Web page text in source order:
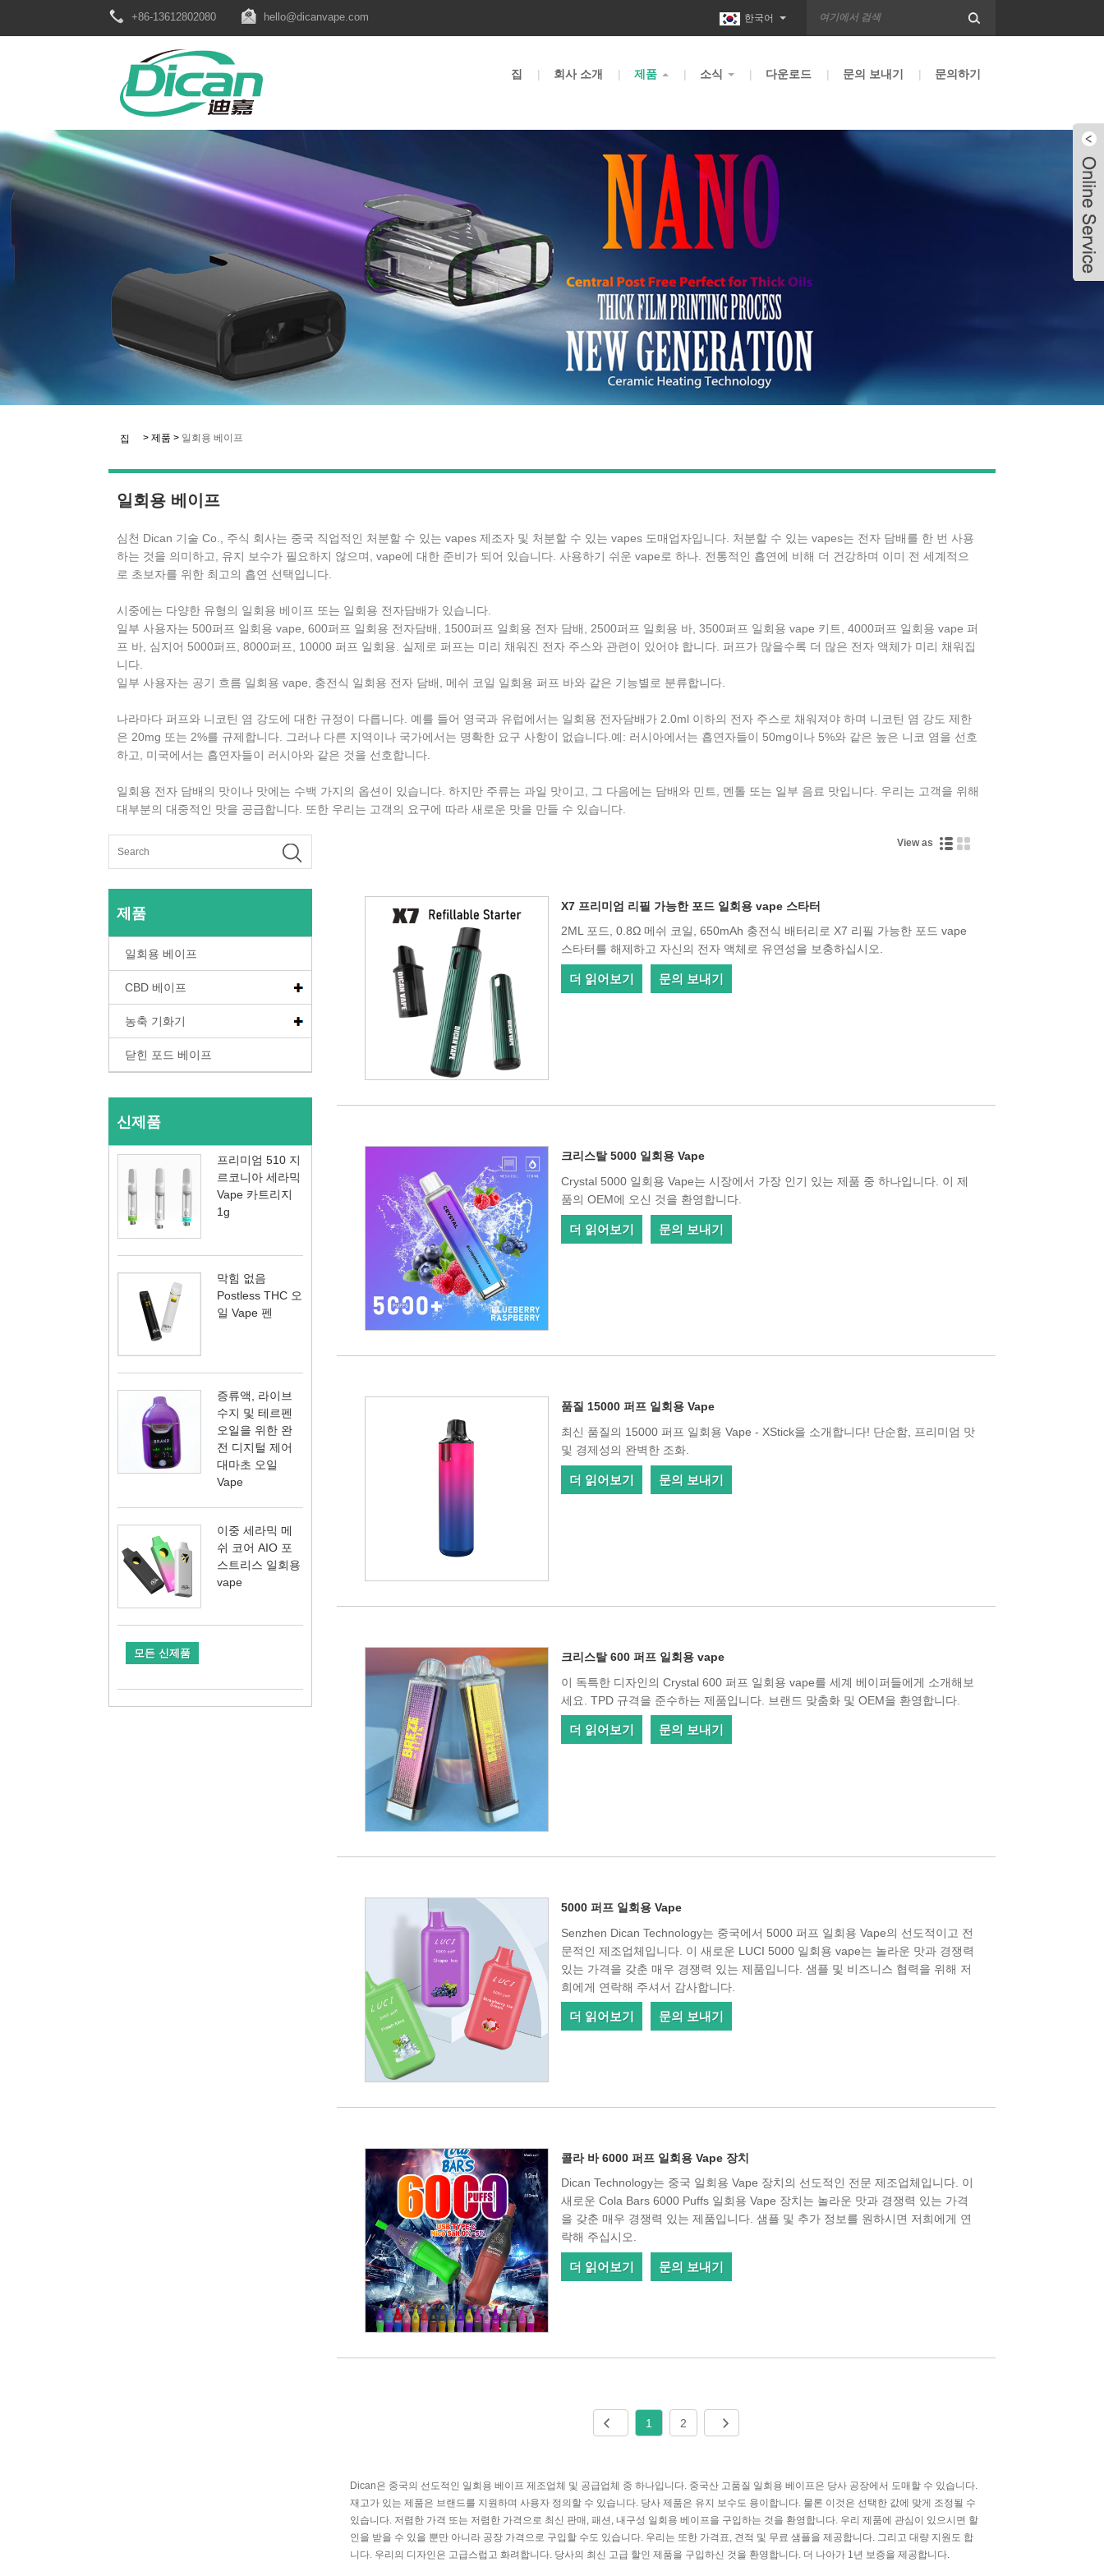
+86-13612802080 hello@dicanvape.com 한국어
집 회사 소개 제품 소식 다운로드 문의 보내기 문의하기
집 > 제품 > 일회용 베이프
일회용 베이프
심천 Dican 기술 Co., 주식 회사는 중국 직업적인 처분할 수 있는 vapes 제조자 및 처분할 수 있는 vapes 도매업자입니다. 처분할 수 있는 vapes는 전자 담배를 한 번 사용
하는 것을 의미하고, 유지 보수가 필요하지 않으며, vape에 대한 준비가 되어 있습니다. 사용하기 쉬운 vape로 하나. 전통적인 흡연에 비해 더 건강하며 이미 전 세계적으
로 초보자를 위한 최고의 흡연 선택입니다.
시중에는 다양한 유형의 일회용 베이프 또는 일회용 전자담배가 있습니다.
일부 사용자는 500퍼프 일회용 vape, 600퍼프 일회용 전자담배, 1500퍼프 일회용 전자 담배, 2500퍼프 일회용 바, 3500퍼프 일회용 vape 키트, 4000퍼프 일회용 vape 퍼
프 바, 심지어 5000퍼프, 8000퍼프, 10000 퍼프 일회용. 실제로 퍼프는 미리 채워진 전자 주스와 관련이 있어야 합니다. 퍼프가 많을수록 더 많은 전자 액체가 미리 채워집
니다.
일부 사용자는 공기 흐름 일회용 vape, 충전식 일회용 전자 담배, 메쉬 코일 일회용 퍼프 바와 같은 기능별로 분류합니다.
나라마다 퍼프와 니코틴 염 강도에 대한 규정이 다릅니다. 예를 들어 영국과 유럽에서는 일회용 전자담배가 2.0ml 이하의 전자 주스로 채워져야 하며 니코틴 염 강도 제한
은 20mg 또는 2%를 규제합니다. 그러나 다른 지역이나 국가에서는 명확한 요구 사항이 없습니다.예: 러시아에서는 흡연자들이 50mg이나 5%와 같은 높은 니코 염을 선호
하고, 미국에서는 흡연자들이 러시아와 같은 것을 선호합니다.
일회용 전자 담배의 맛이나 맛에는 수백 가지의 옵션이 있습니다. 하지만 주류는 과일 맛이고, 그 다음에는 담배와 민트, 멘톨 또는 일부 음료 맛입니다. 우리는 고객을 위해
대부분의 대중적인 맛을 공급합니다. 또한 우리는 고객의 요구에 따라 새로운 맛을 만들 수 있습니다.
제품
일회용 베이프
CBD 베이프
농축 기화기
닫힌 포드 베이프
신제품
프리미엄 510 지
르코니아 세라믹
Vape 카트리지
1g
막힘 없음
Postless THC 오
일 Vape 펜
증류액, 라이브
수지 및 테르펜
오일을 위한 완
전 디지털 제어
대마초 오일
Vape
이중 세라믹 메
쉬 코어 AIO 포
스트리스 일회용
vape
모든 신제품
View as
X7 프리미엄 리필 가능한 포드 일회용 vape 스타터
2ML 포드, 0.8Ω 메쉬 코일, 650mAh 충전식 배터리로 X7 리필 가능한 포드 vape
스타터를 해제하고 자신의 전자 액체로 유연성을 보충하십시오.
더 읽어보기 문의 보내기
크리스탈 5000 일회용 Vape
Crystal 5000 일회용 Vape는 시장에서 가장 인기 있는 제품 중 하나입니다. 이 제
품의 OEM에 오신 것을 환영합니다.
더 읽어보기 문의 보내기
품질 15000 퍼프 일회용 Vape
최신 품질의 15000 퍼프 일회용 Vape - XStick을 소개합니다! 단순함, 프리미엄 맛
및 경제성의 완벽한 조화.
더 읽어보기 문의 보내기
크리스탈 600 퍼프 일회용 vape
이 독특한 디자인의 Crystal 600 퍼프 일회용 vape를 세계 베이퍼들에게 소개해보
세요. TPD 규격을 준수하는 제품입니다. 브랜드 맞춤화 및 OEM을 환영합니다.
더 읽어보기 문의 보내기
5000 퍼프 일회용 Vape
Senzhen Dican Technology는 중국에서 5000 퍼프 일회용 Vape의 선도적이고 전
문적인 제조업체입니다. 이 새로운 LUCI 5000 일회용 vape는 놀라운 맛과 경쟁력
있는 가격을 갖춘 매우 경쟁력 있는 제품입니다. 샘플 및 비즈니스 협력을 위해 저
희에게 연락해 주셔서 감사합니다.
더 읽어보기 문의 보내기
콜라 바 6000 퍼프 일회용 Vape 장치
Dican Technology는 중국 일회용 Vape 장치의 선도적인 전문 제조업체입니다. 이
새로운 Cola Bars 6000 Puffs 일회용 Vape 장치는 놀라운 맛과 경쟁력 있는 가격
을 갖춘 매우 경쟁력 있는 제품입니다. 샘플 및 추가 정보를 원하시면 저희에게 연
락해 주십시오.
더 읽어보기 문의 보내기
1 2
Dican은 중국의 선도적인 일회용 베이프 제조업체 및 공급업체 중 하나입니다. 중국산 고품질 일회용 베이프은 당사 공장에서 도매할 수 있습니다.
재고가 있는 제품은 브랜드를 지원하며 사용자 정의할 수 있습니다. 당사 제품은 유지 보수도 용이합니다. 물론 이것은 선택한 값에 맞게 조정될 수
있습니다. 저렴한 가격 또는 저렴한 가격으로 최신 판매, 패션, 내구성 일회용 베이프을 구입하는 것을 환영합니다. 우리 제품에 관심이 있으시면 할
인을 받을 수 있을 뿐만 아니라 공장 가격으로 구입할 수도 있습니다. 우리는 또한 가격표, 견적 및 무료 샘플을 제공합니다. 그리고 대량 지원도 합
니다. 우리의 디자인은 고급스럽고 화려합니다. 당사의 최신 고급 할인 제품을 구입하신 것을 환영합니다. 더 나아가 1년 보증을 제공합니다.